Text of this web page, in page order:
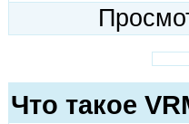
Что такое